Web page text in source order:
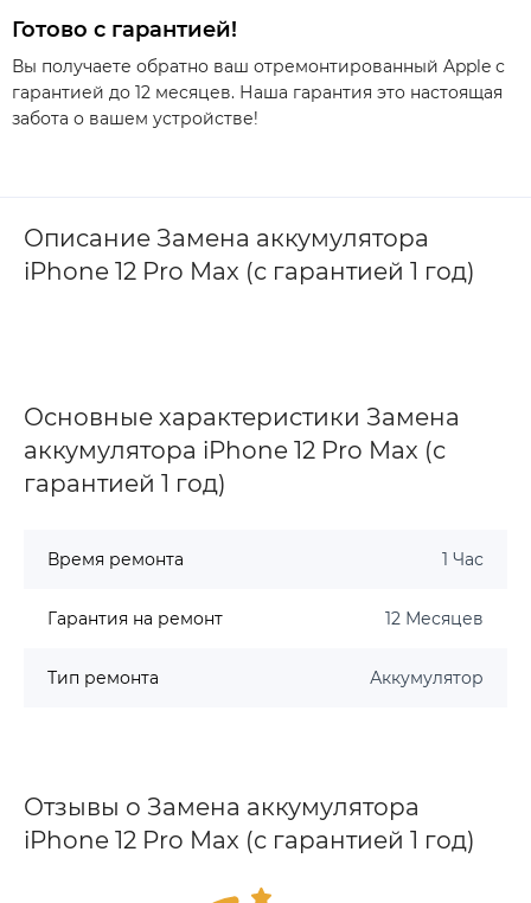
Готово с гарантией!
Вы получаете обратно ваш отремонтированный Apple с
гарантией до 12 месяцев. Наша гарантия это настоящая
забота о вашем устройстве!
Описание Замена аккумулятора
iPhone 12 Pro Max (с гарантией 1 год)
Основные характеристики Замена
аккумулятора iPhone 12 Pro Max (с
гарантией 1 год)
Время ремонта 1 Час
Гарантия на ремонт 12 Месяцев
Тип ремонта Аккумулятор
Отзывы о Замена аккумулятора
iPhone 12 Pro Max (с гарантией 1 год)